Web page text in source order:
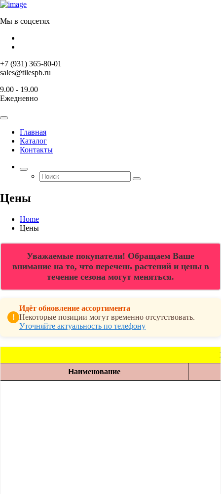
Мы в соцсетях
+7 (931) 365-80-01
sales@tilespb.ru
9.00 - 19.00
Ежедневно
Главная
Каталог
Контакты
Цены
Home
Цены
Уважаемые покупатели! Обращаем Ваше
внимание на то, что перечень растений и цены в
течение сезона могут меняться.
!
Идёт обновление ассортимента
Некоторые позиции могут временно отсутствовать.
Уточняйте актуальность по телефону